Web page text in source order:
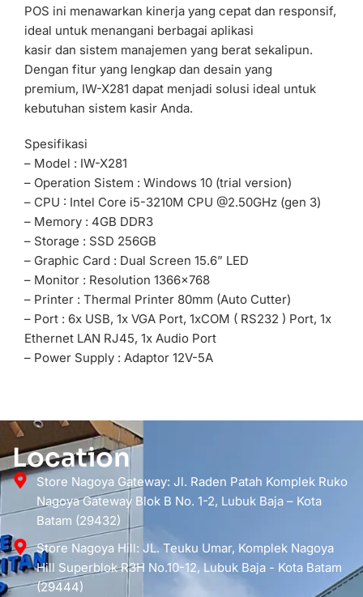
POS ini menawarkan kinerja yang cepat dan responsif,
ideal untuk menangani berbagai aplikasi
kasir dan sistem manajemen yang berat sekalipun.
Dengan fitur yang lengkap dan desain yang
premium, IW-X281 dapat menjadi solusi ideal untuk
kebutuhan sistem kasir Anda.
Spesifikasi
– Model : IW-X281
– Operation Sistem : Windows 10 (trial version)
– CPU : Intel Core i5-3210M CPU @2.50GHz (gen 3)
– Memory : 4GB DDR3
– Storage : SSD 256GB
– Graphic Card : Dual Screen 15.6” LED
– Monitor : Resolution 1366×768
– Printer : Thermal Printer 80mm (Auto Cutter)
– Port : 6x USB, 1x VGA Port, 1xCOM ( RS232 ) Port, 1x
Ethernet LAN RJ45, 1x Audio Port
– Power Supply : Adaptor 12V-5A
Location
Store Nagoya Gateway: Jl. Raden Patah Komplek Ruko
Nagoya Gateway Blok B No. 1-2, Lubuk Baja – Kota
Batam (29432)
Store Nagoya Hill: JL. Teuku Umar, Komplek Nagoya
Hill Superblok R3H No.10-12, Lubuk Baja - Kota Batam
(29444)